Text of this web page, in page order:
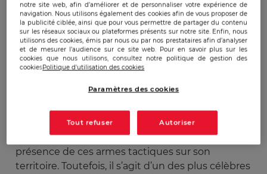
Unis ont dès 1992 diminué le nombre de leurs
armes nucléaires tactiques en Europe. Ils ont
suivi la même dynamique de destruction de
leurs armes que la Fédération de Russie qui a agi
de même dans ses anciens satellites près de
Cependant, les Etats-Unis ont laissé pas moins
de 200 de ces armes tactiques dans six bases de
l’OTAN, notamment en Belgique.
L’Etat belge n’a jamais reconnu officiellement la
présence de ces armes tactiques sur son
territoire. Toutefois, il s’agit d’un des plus célèbres
notre site web, afin d’améliorer et de personnaliser votre expérience de
navigation. Nous utilisons également des cookies afin de vous proposer de
la publicité ciblée, ainsi que pour vous permettre de partager du contenu
sur les réseaux sociaux ou plateformes présents sur notre site. Enfin, nous
utilisons des cookies, émis par nous ou par nos prestataires afin d’analyser
et de mesurer l’audience sur ce site web. Pour en savoir plus sur les
cookies que nous utilisons, consultez notre politique de gestion des
cookiesPolitique d'utilisation des cookies
Paramètres des cookies
Tout refuser Autoriser